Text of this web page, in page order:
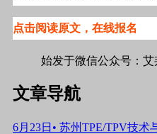
点击阅读原文，在线报名
始发于微信公众号：艾
文章导航
6月23日• 苏州TPE/TPV技术